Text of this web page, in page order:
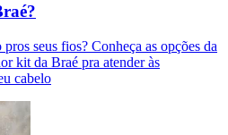
seus fios? Conheça as opções da
kit da Braé pra atender às
cabelo